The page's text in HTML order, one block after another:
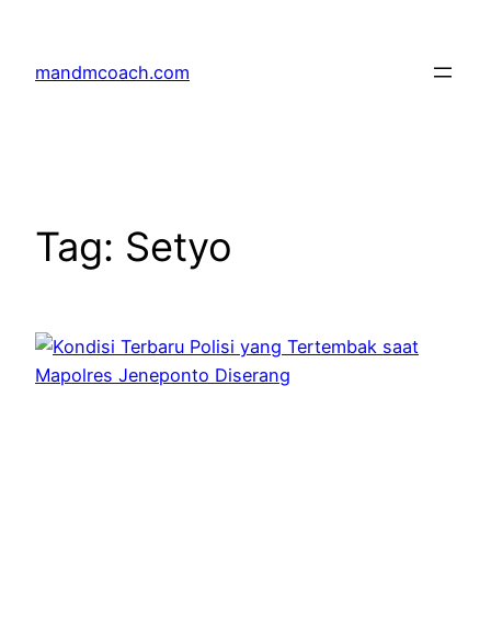
content
mandmcoach.com
Tag: Setyo